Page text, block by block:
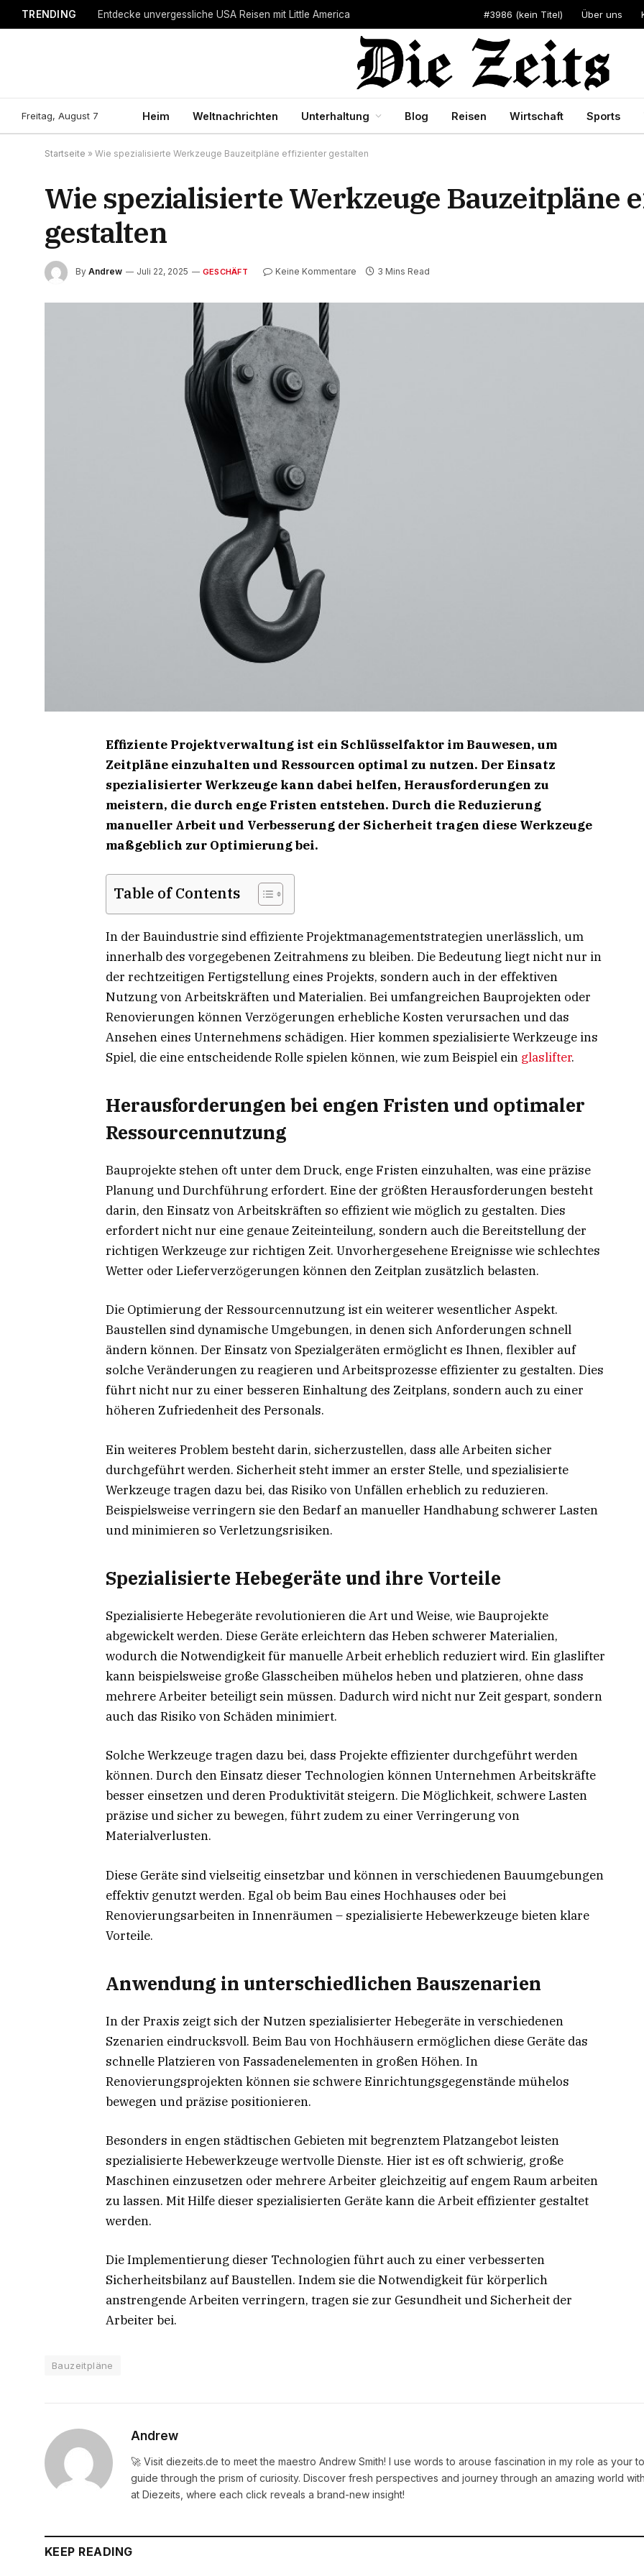
TRENDING Entdecke unvergessliche USA Reisen mit Little America #3986 (kein Titel) Über uns
Freitag, August 7 Heim Weltnachrichten Unterhaltung Blog Reisen Wirtschaft Sports
Startseite » Wie spezialisierte Werkzeuge Bauzeitpläne effizienter gestalten
Wie spezialisierte Werkzeuge Bauzeitpläne
gestalten
By Andrew Juli 22, 2025 GESCHÄFT Keine Kommentare 3 Mins Read
Effiziente Projektverwaltung ist ein Schlüsselfaktor im Bauwesen, um
Zeitpläne einzuhalten und Ressourcen optimal zu nutzen. Der Einsatz
spezialisierter Werkzeuge kann dabei helfen, Herausforderungen zu
meistern, die durch enge Fristen entstehen. Durch die Reduzierung
manueller Arbeit und Verbesserung der Sicherheit tragen diese Werkzeuge
maßgeblich zur Optimierung bei.
Table of Contents
In der Bauindustrie sind effiziente Projektmanagementstrategien unerlässlich, um
innerhalb des vorgegebenen Zeitrahmens zu bleiben. Die Bedeutung liegt nicht nur in
der rechtzeitigen Fertigstellung eines Projekts, sondern auch in der effektiven
Nutzung von Arbeitskräften und Materialien. Bei umfangreichen Bauprojekten oder
Renovierungen können Verzögerungen erhebliche Kosten verursachen und das
Ansehen eines Unternehmens schädigen. Hier kommen spezialisierte Werkzeuge ins
Spiel, die eine entscheidende Rolle spielen können, wie zum Beispiel ein glaslifter.
Herausforderungen bei engen Fristen und optimaler
Ressourcennutzung
Bauprojekte stehen oft unter dem Druck, enge Fristen einzuhalten, was eine präzise
Planung und Durchführung erfordert. Eine der größten Herausforderungen besteht
darin, den Einsatz von Arbeitskräften so effizient wie möglich zu gestalten. Dies
erfordert nicht nur eine genaue Zeiteinteilung, sondern auch die Bereitstellung der
richtigen Werkzeuge zur richtigen Zeit. Unvorhergesehene Ereignisse wie schlechtes
Wetter oder Lieferverzögerungen können den Zeitplan zusätzlich belasten.
Die Optimierung der Ressourcennutzung ist ein weiterer wesentlicher Aspekt.
Baustellen sind dynamische Umgebungen, in denen sich Anforderungen schnell
ändern können. Der Einsatz von Spezialgeräten ermöglicht es Ihnen, flexibler auf
solche Veränderungen zu reagieren und Arbeitsprozesse effizienter zu gestalten. Dies
führt nicht nur zu einer besseren Einhaltung des Zeitplans, sondern auch zu einer
höheren Zufriedenheit des Personals.
Ein weiteres Problem besteht darin, sicherzustellen, dass alle Arbeiten sicher
durchgeführt werden. Sicherheit steht immer an erster Stelle, und spezialisierte
Werkzeuge tragen dazu bei, das Risiko von Unfällen erheblich zu reduzieren.
Beispielsweise verringern sie den Bedarf an manueller Handhabung schwerer Lasten
und minimieren so Verletzungsrisiken.
Spezialisierte Hebegeräte und ihre Vorteile
Spezialisierte Hebegeräte revolutionieren die Art und Weise, wie Bauprojekte
abgewickelt werden. Diese Geräte erleichtern das Heben schwerer Materialien,
wodurch die Notwendigkeit für manuelle Arbeit erheblich reduziert wird. Ein glaslifter
kann beispielsweise große Glasscheiben mühelos heben und platzieren, ohne dass
mehrere Arbeiter beteiligt sein müssen. Dadurch wird nicht nur Zeit gespart, sondern
auch das Risiko von Schäden minimiert.
Solche Werkzeuge tragen dazu bei, dass Projekte effizienter durchgeführt werden
können. Durch den Einsatz dieser Technologien können Unternehmen Arbeitskräfte
besser einsetzen und deren Produktivität steigern. Die Möglichkeit, schwere Lasten
präzise und sicher zu bewegen, führt zudem zu einer Verringerung von
Materialverlusten.
Diese Geräte sind vielseitig einsetzbar und können in verschiedenen Bauumgebungen
effektiv genutzt werden. Egal ob beim Bau eines Hochhauses oder bei
Renovierungsarbeiten in Innenräumen – spezialisierte Hebewerkzeuge bieten klare
Vorteile.
Anwendung in unterschiedlichen Bauszenarien
In der Praxis zeigt sich der Nutzen spezialisierter Hebegeräte in verschiedenen
Szenarien eindrucksvoll. Beim Bau von Hochhäusern ermöglichen diese Geräte das
schnelle Platzieren von Fassadenelementen in großen Höhen. In
Renovierungsprojekten können sie schwere Einrichtungsgegenstände mühelos
bewegen und präzise positionieren.
Besonders in engen städtischen Gebieten mit begrenztem Platzangebot leisten
spezialisierte Hebewerkzeuge wertvolle Dienste. Hier ist es oft schwierig, große
Maschinen einzusetzen oder mehrere Arbeiter gleichzeitig auf engem Raum arbeiten
zu lassen. Mit Hilfe dieser spezialisierten Geräte kann die Arbeit effizienter gestaltet
werden.
Die Implementierung dieser Technologien führt auch zu einer verbesserten
Sicherheitsbilanz auf Baustellen. Indem sie die Notwendigkeit für körperlich
anstrengende Arbeiten verringern, tragen sie zur Gesundheit und Sicherheit der
Arbeiter bei.
Bauzeitpläne
Andrew
🚀 Visit diezeits.de to meet the maestro Andrew Smith! I use words to arouse fascination in my role as your
guide through the prism of curiosity. Discover fresh perspectives and journey through an amazing world
at Diezeits, where each click reveals a brand-new insight!
KEEP READING